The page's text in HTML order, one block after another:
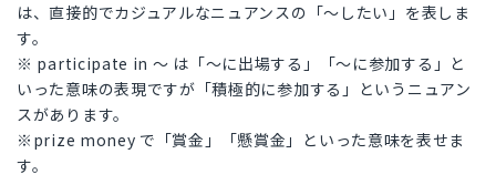
は、直接的でカジュアルなニュアンスの「〜したい」を表しま
す。
※ participate in 〜 は「〜に出場する」「〜に参加する」と
いった意味の表現ですが「積極的に参加する」というニュアン
スがあります。
※prize money で「賞金」「懸賞金」といった意味を表せま
す。